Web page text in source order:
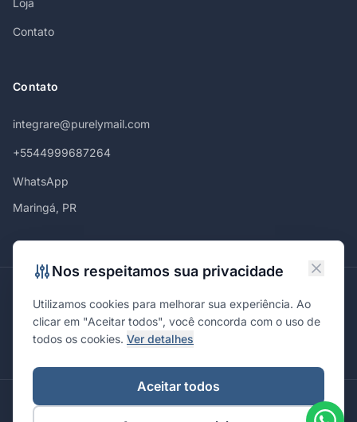
Loja
Contato
Contato
integrare@purelymail.com
+5544999687264
WhatsApp
Maringá, PR
MaringáCuritibaSão PauloLondrinaCascavelPonta Grossa
Florianópolis BrasíliaJoinvilleCampinas
© 2026 Integrare. Marketing de Verdade. Todos os direitos
Nos respeitamos sua privacidade
Utilizamos cookies para melhorar sua experiência. Ao
clicar em "Aceitar todos", você concorda com o uso de
todos os cookies. Ver detalhes
Aceitar todos